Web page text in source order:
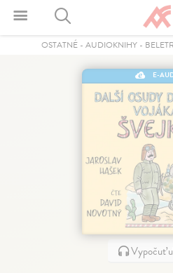
OSTATNÉ- AUDIOKNIHY-
E-
Vypočuť